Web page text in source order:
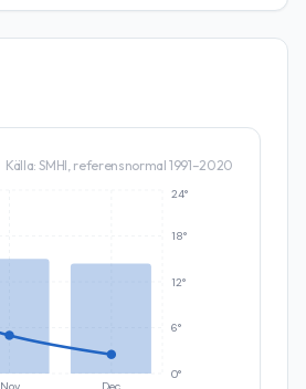
Källa: SMHI, referensnormal 1991–2020
0°
6°
12°
18°
24°